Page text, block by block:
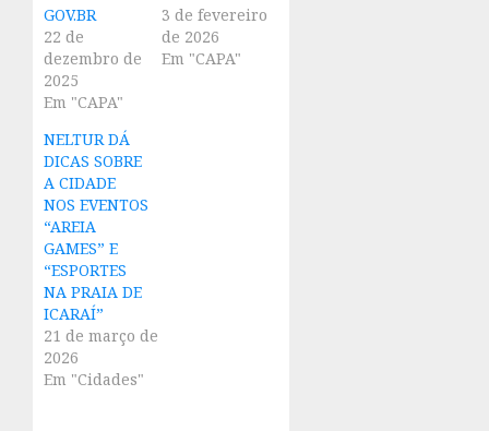
GOV.BR
22 de
dezembro de
2025
Em "CAPA"
3 de fevereiro
de 2026
Em "CAPA"
NELTUR DÁ
DICAS SOBRE
A CIDADE
NOS EVENTOS
“AREIA
GAMES” E
“ESPORTES
NA PRAIA DE
ICARAÍ”
21 de março de
2026
Em "Cidades"